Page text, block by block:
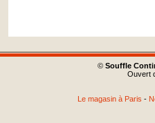
© Souffle
Ouvert
Le magasin à Paris -